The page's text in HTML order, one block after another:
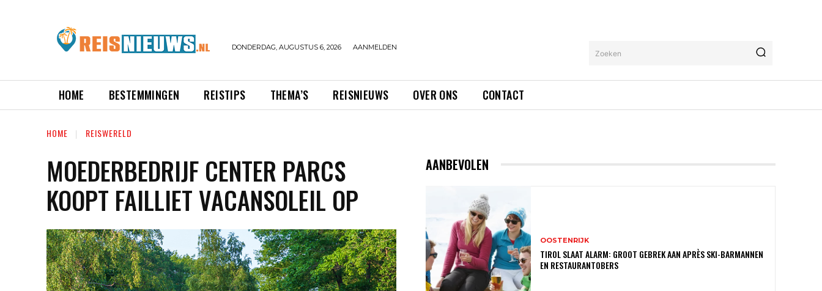
DONDERDAG, AUGUSTUS 6, 2026 AANMELDEN
Zoeken
HOME BESTEMMINGEN REISTIPS THEMA’S REISNIEUWS OVER ONS CONTACT
HOME REISWERELD
MOEDERBEDRIJF CENTER PARCS
KOOPT FAILLIET VACANSOLEIL OP
AANBEVOLEN
OOSTENRIJK
TIROL SLAAT ALARM: GROOT GEBREK AAN APRÈS SKI-BARMANNEN
EN RESTAURANTOBERS